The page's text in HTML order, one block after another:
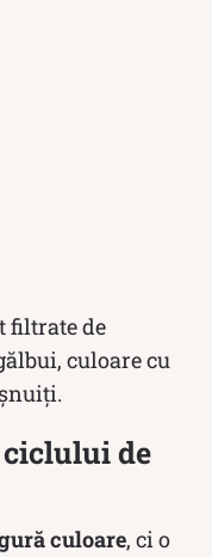
filtrate de
culoare cu
ciclului de
culoare, ci o